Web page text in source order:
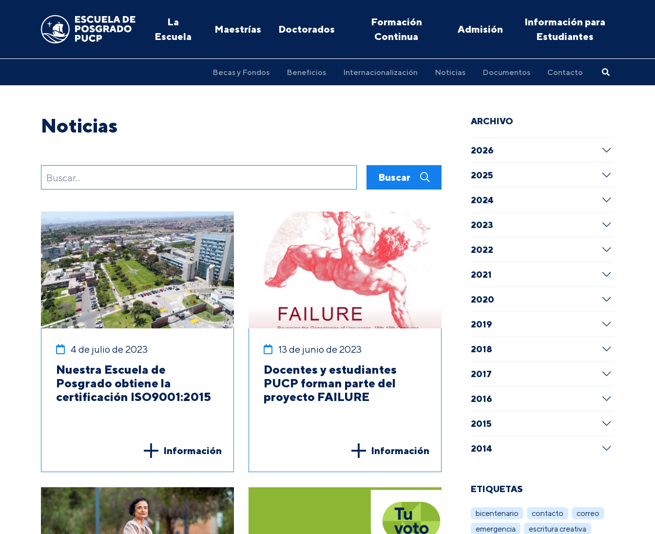
La
Escuela
Maestrías Doctorados
Formación
Continua
Admisión
Información para
Estudiantes
Becas y Fondos Beneficios Internacionalización Noticias Documentos Contacto
Noticias
Buscar
4 de julio de 2023
Nuestra Escuela de
Posgrado obtiene la
certificación ISO9001:2015
Información
13 de junio de 2023
Docentes y estudiantes
PUCP forman parte del
proyecto FAILURE
Información
ARCHIVO
2026
2025
2024
2023
2022
2021
2020
2019
2018
2017
2016
2015
2014
ETIQUETAS
bicentenario contacto
correo
emergencia
escritura creativa